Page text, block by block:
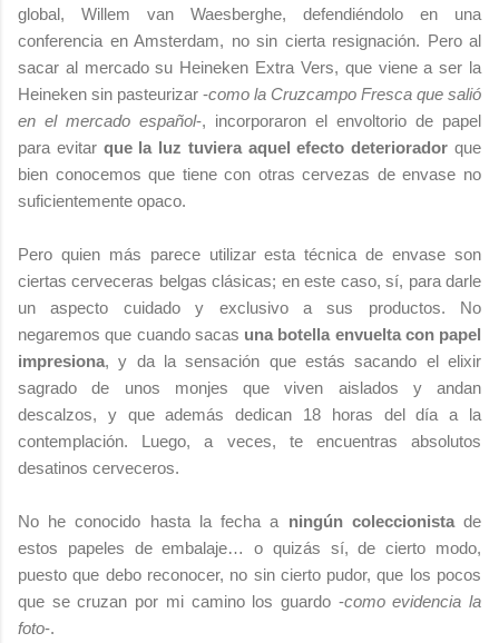
global, Willem van Waesberghe, defendiéndolo en una
conferencia en Amsterdam, no sin cierta resignación. Pero al
sacar al mercado su Heineken Extra Vers, que viene a ser la
Heineken sin pasteurizar -como la Cruzcampo Fresca que salió
en el mercado español-, incorporaron el envoltorio de papel
para evitar que la luz tuviera aquel efecto deteriorador que
bien conocemos que tiene con otras cervezas de envase no
suficientemente opaco.
Pero quien más parece utilizar esta técnica de envase son
ciertas cerveceras belgas clásicas; en este caso, sí, para darle
un aspecto cuidado y exclusivo a sus productos. No
negaremos que cuando sacas una botella envuelta con papel
impresiona, y da la sensación que estás sacando el elixir
sagrado de unos monjes que viven aislados y andan
descalzos, y que además dedican 18 horas del día a la
contemplación. Luego, a veces, te encuentras absolutos
desatinos cerveceros.
No he conocido hasta la fecha a ningún coleccionistade
estos papeles de embalaje… o quizás sí, de cierto modo,
puesto que debo reconocer, no sin cierto pudor, que los pocos
que se cruzan por mi camino los guardo -como evidencia la
foto-.